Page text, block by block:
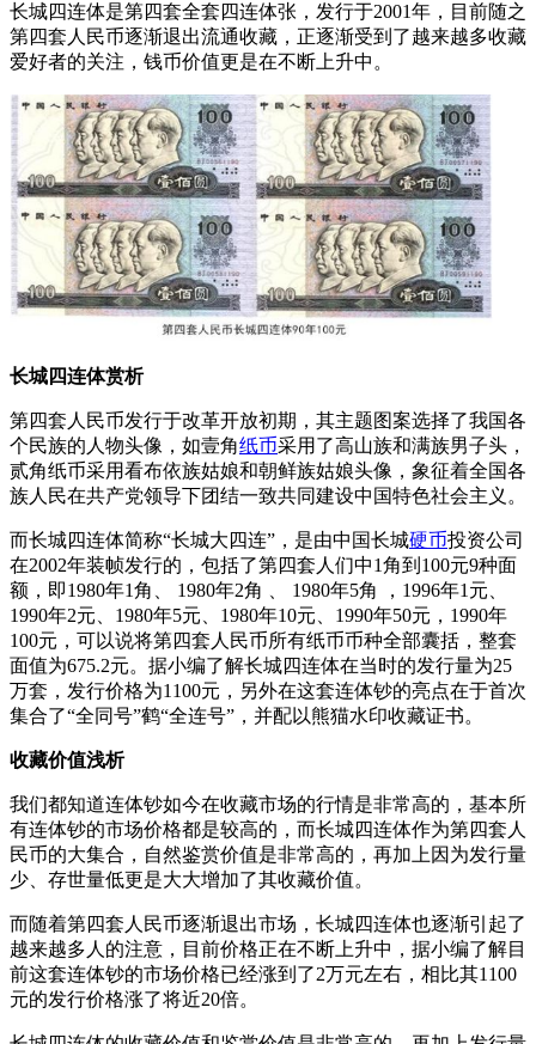
长城四连体是第四套全套四连体张，发行于2001年，目前随之
第四套人民币逐渐退出流通收藏，正逐渐受到了越来越多收藏
爱好者的关注，钱币价值更是在不断上升中。
长城四连体赏析
第四套人民币发行于改革开放初期，其主题图案选择了我国各
个民族的人物头像，如壹角纸币采用了高山族和满族男子头，
贰角纸币采用看布依族姑娘和朝鲜族姑娘头像，象征着全国各
族人民在共产党领导下团结一致共同建设中国特色社会主义。
而长城四连体简称“长城大四连”，是由中国长城硬币投资公司
在2002年装帧发行的，包括了第四套人们中1角到100元9种面
额，即1980年1角、 1980年2角 、 1980年5角 ，1996年1元、
1990年2元、1980年5元、1980年10元、1990年50元，1990年
100元，可以说将第四套人民币所有纸币币种全部囊括，整套
面值为675.2元。据小编了解长城四连体在当时的发行量为25
万套，发行价格为1100元，另外在这套连体钞的亮点在于首次
集合了“全同号”鹤“全连号”，并配以熊猫水印收藏证书。
收藏价值浅析
我们都知道连体钞如今在收藏市场的行情是非常高的，基本所
有连体钞的市场价格都是较高的，而长城四连体作为第四套人
民币的大集合，自然鉴赏价值是非常高的，再加上因为发行量
少、存世量低更是大大增加了其收藏价值。
而随着第四套人民币逐渐退出市场，长城四连体也逐渐引起了
越来越多人的注意，目前价格正在不断上升中，据小编了解目
前这套连体钞的市场价格已经涨到了2万元左右，相比其1100
元的发行价格涨了将近20倍。